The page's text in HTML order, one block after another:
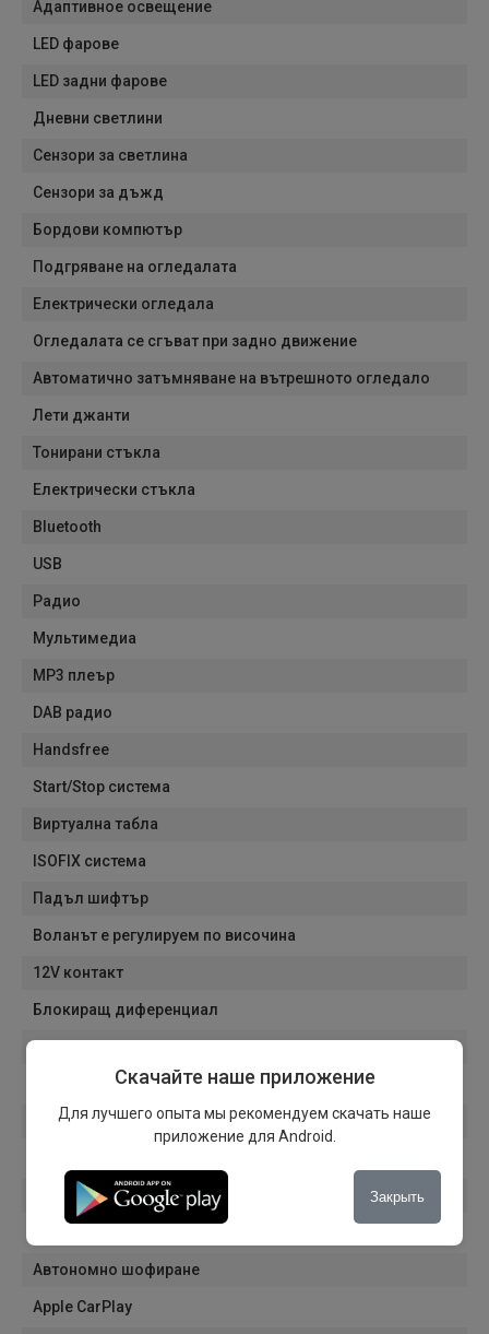
Адаптивное освещение
LED фарове
LED задни фарове
Дневни светлини
Сензори за светлина
Сензори за дъжд
Бордови компютър
Подгряване на огледалата
Електрически огледала
Огледалата се сгъват при задно движение
Автоматично затъмняване на вътрешното огледало
Лети джанти
Тонирани стъкла
Електрически стъкла
Bluetooth
USB
Радио
Мультимедиа
MP3 плеър
DAB радио
Handsfree
Start/Stop система
Виртуална табла
ISOFIX система
Падъл шифтър
Воланът е регулируем по височина
12V контакт
Блокиращ диференциал
Ски люк
Кутия за охлаждане
Резервна гума
Помощ при стартиране на хълм
Автономно шофиране
Apple CarPlay
Скачайте наше приложение
Для лучшего опыта мы рекомендуем скачать наше
приложение для Android.
Закрыть